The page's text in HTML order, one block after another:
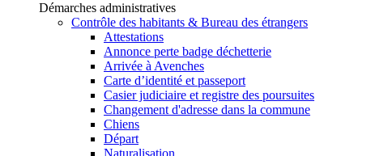
Démarches administratives
Contrôle des habitants & Bureau des étrangers
Attestations
Annonce perte badge déchetterie
Arrivée à Avenches
Carte d’identité et passeport
Casier judiciaire et registre des poursuites
Changement d'adresse dans la commune
Chiens
Départ
Naturalisation